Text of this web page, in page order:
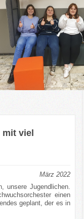
mit viel
März 2022
unsere Jugendlichen.
einen
geplant, der es in